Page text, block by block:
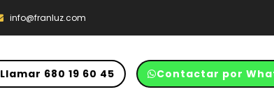
info@franluz.com
Llamar 680 19 60 45 Contactar por